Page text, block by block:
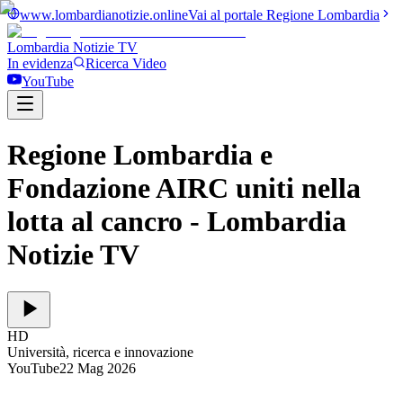
www.lombardianotizie.onlineVai al portale Regione Lombardia
Lombardia Notizie TV
In evidenza
Ricerca Video
YouTube
Regione Lombardia e
Fondazione AIRC uniti nella
lotta al cancro - Lombardia
Notizie TV
HD
Università, ricerca e innovazione
YouTube22 Mag 2026